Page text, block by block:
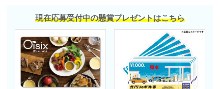
現在応募受付中の懸賞プレゼントはこちら